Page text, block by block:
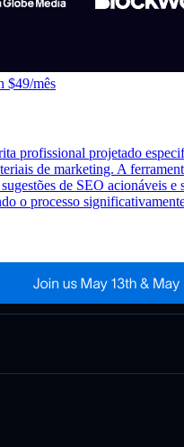
$49/mês
profissional projetado
de marketing. A
de SEO acionáveis
o processo